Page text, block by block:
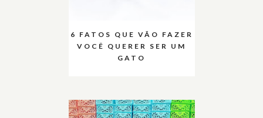
6 FATOS QUE VÃO FAZER
VOCÊ QUERER SER UM
GATO